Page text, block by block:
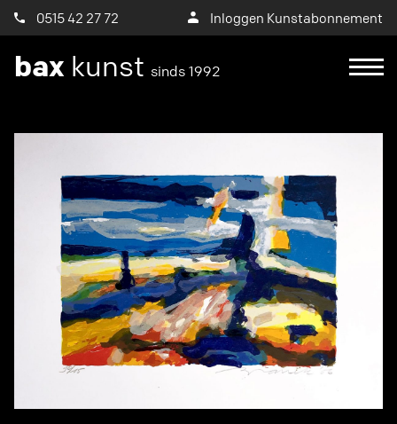
0515 42 27 72 Inloggen Kunstabonnement
bax kunst sinds 1992